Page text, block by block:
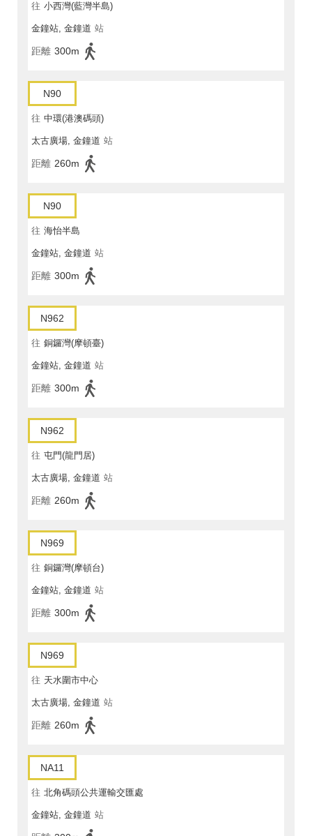
往 小西灣(藍灣半島)
金鐘站, 金鐘道 站
距離 300m
N90
往 中環(港澳碼頭)
太古廣場, 金鐘道 站
距離 260m
N90
往 海怡半島
金鐘站, 金鐘道 站
距離 300m
N962
往 銅鑼灣(摩頓臺)
金鐘站, 金鐘道 站
距離 300m
N962
往 屯門(龍門居)
太古廣場, 金鐘道 站
距離 260m
N969
往 銅鑼灣(摩頓台)
金鐘站, 金鐘道 站
距離 300m
N969
往 天水圍市中心
太古廣場, 金鐘道 站
距離 260m
NA11
往 北角碼頭公共運輸交匯處
金鐘站, 金鐘道 站